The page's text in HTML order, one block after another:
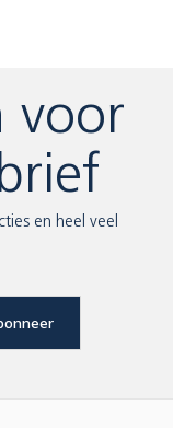
voor
en heel veel